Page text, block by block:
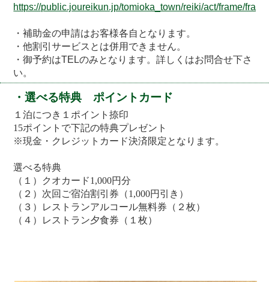
https://public.joureikun.jp/tomioka_town/reiki/act/frame/
・補助金の申請はお客様各自となります。
・他割引サービスとは併用できません。
・御予約はTELのみとなります。詳しくはお問合せ下さ
い。
・選べる特典 ポイントカード
１泊につき１ポイント捺印
15ポイントで下記の特典プレゼント
※現金・クレジットカード決済限定となります。
選べる特典
（１）クオカード1,000円分
（２）次回ご宿泊割引券（1,000円引き）
（３）レストランアルコール無料券（２枚）
（４）レストラン夕食券（１枚）